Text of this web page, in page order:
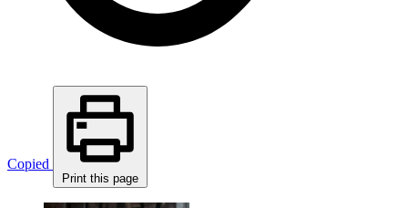
Copied
Print this page